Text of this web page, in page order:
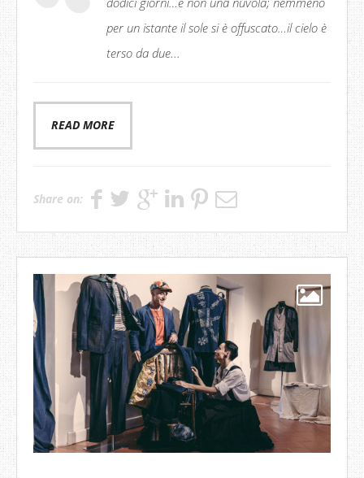
per un istante il sole si è offuscato…il cielo è
terso da due...
READ MORE
Share on: